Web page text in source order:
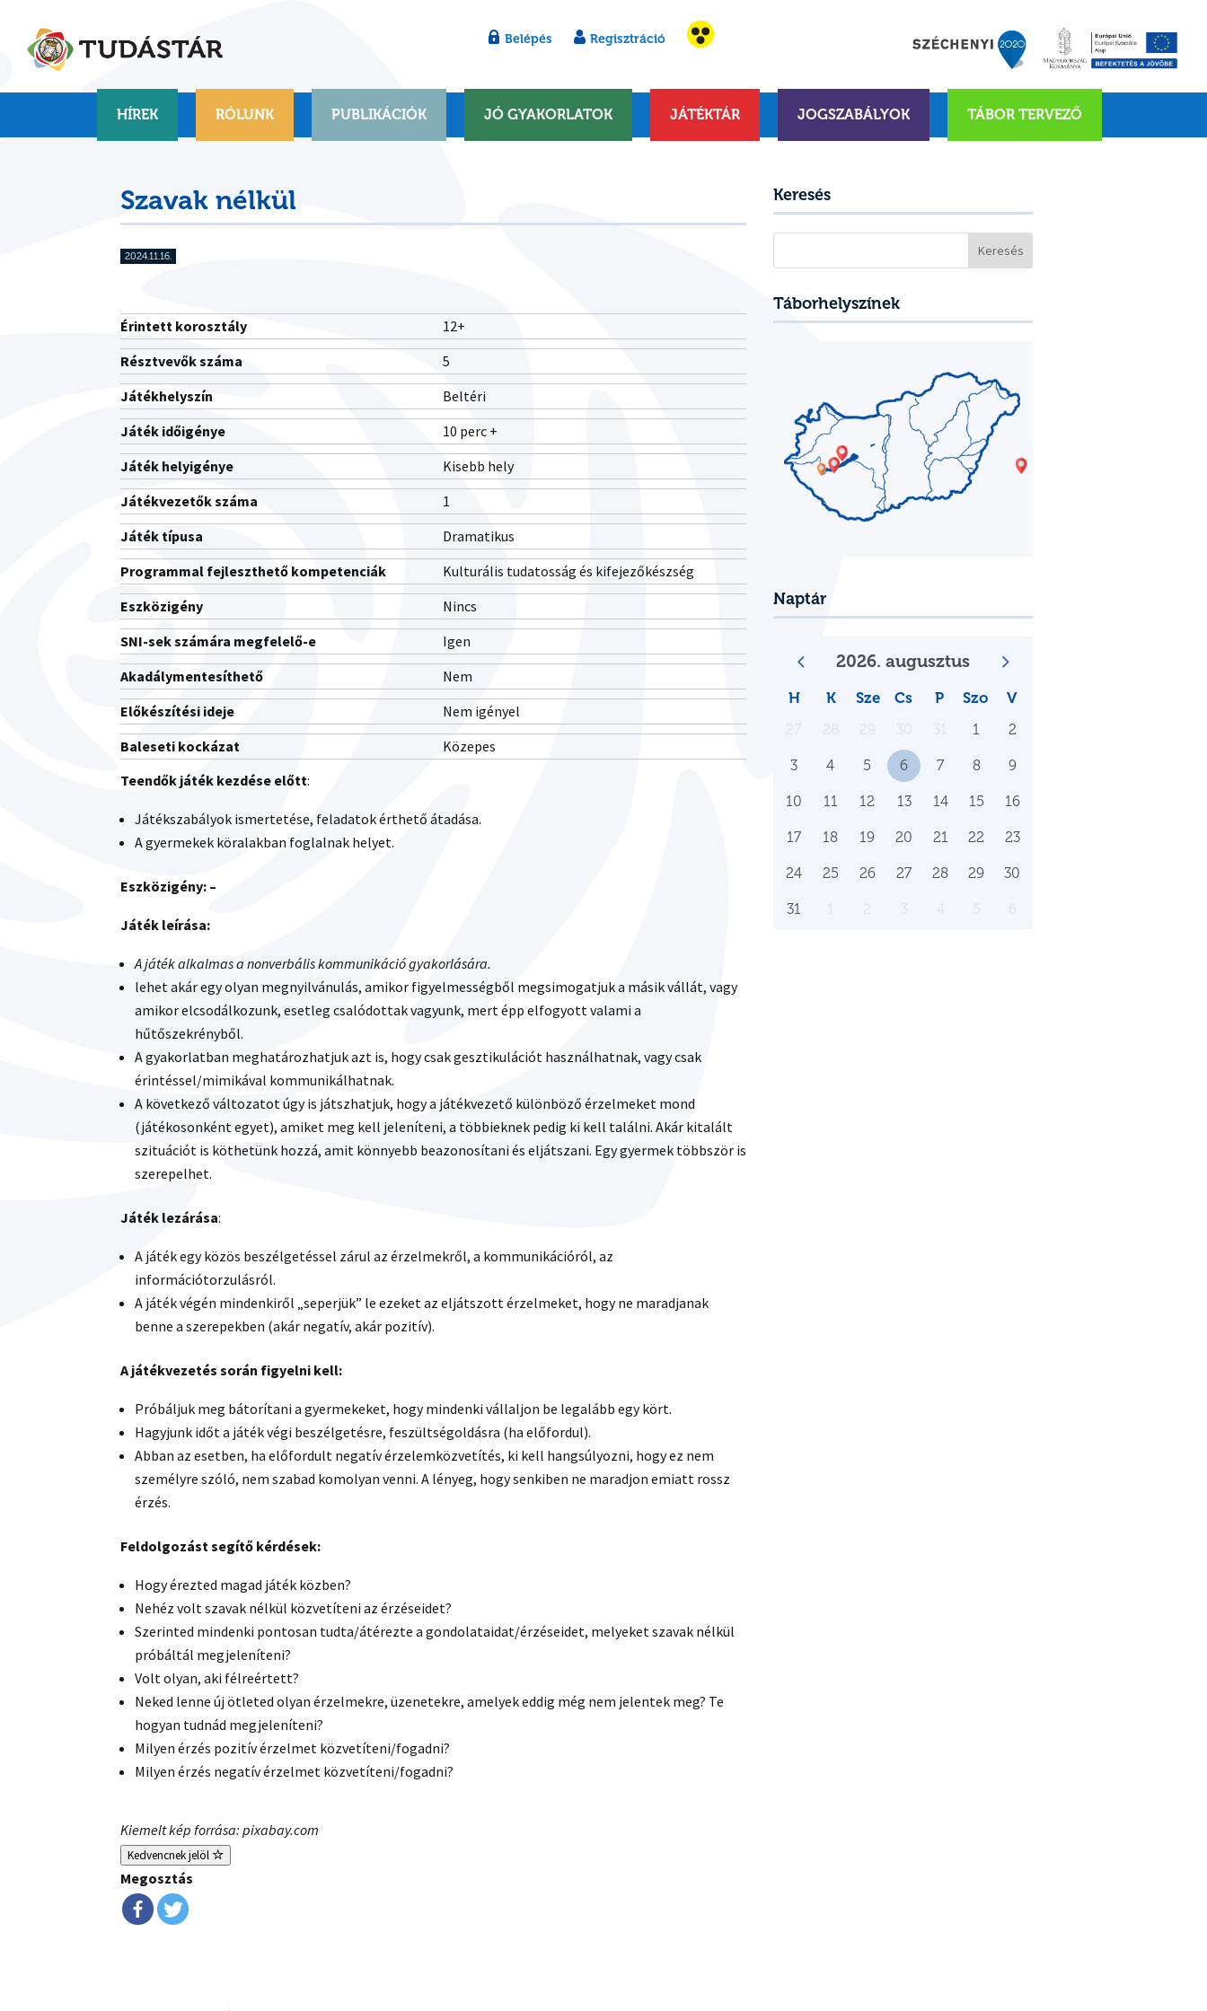
content
Belépés Regisztráció
HÍREK RÓLUNK PUBLIKÁCIÓK JÓ GYAKORLATOK JÁTÉKTÁR JOGSZABÁLYOK TÁBOR TERVEZŐ
Szavak nélkül
2024.11.16.
Érintett korosztály
12+
Résztvevők száma
5
Játékhelyszín
Beltéri
Játék időigénye
10 perc +
Játék helyigénye
Kisebb hely
Játékvezetők száma
1
Játék típusa
Dramatikus
Programmal fejleszthető kompetenciák
Kulturális tudatosság és kifejezőkészség
Eszközigény
Nincs
SNI-sek számára megfelelő-e
Igen
Akadálymentesíthető
Nem
Előkészítési ideje
Nem igényel
Baleseti kockázat
Közepes
Teendők játék kezdése előtt:
Játékszabályok ismertetése, feladatok érthető átadása.
A gyermekek köralakban foglalnak helyet.
Eszközigény: –
Játék leírása:
A játék alkalmas a nonverbális kommunikáció gyakorlására.
lehet akár egy olyan megnyilvánulás, amikor figyelmességből megsimogatjuk a másik vállát, vagy
amikor elcsodálkozunk, esetleg csalódottak vagyunk, mert épp elfogyott valami a
hűtőszekrényből.
A gyakorlatban meghatározhatjuk azt is, hogy csak gesztikulációt használhatnak, vagy csak
érintéssel/mimikával kommunikálhatnak.
A következő változatot úgy is játszhatjuk, hogy a játékvezető különböző érzelmeket mond
(játékosonként egyet), amiket meg kell jeleníteni, a többieknek pedig ki kell találni. Akár kitalált
szituációt is köthetünk hozzá, amit könnyebb beazonosítani és eljátszani. Egy gyermek többször is
szerepelhet.
Játék lezárása:
A játék egy közös beszélgetéssel zárul az érzelmekről, a kommunikációról, az
információtorzulásról.
A játék végén mindenkiről „seperjük” le ezeket az eljátszott érzelmeket, hogy ne maradjanak
benne a szerepekben (akár negatív, akár pozitív).
A játékvezetés során figyelni kell:
Próbáljuk meg bátorítani a gyermekeket, hogy mindenki vállaljon be legalább egy kört.
Hagyjunk időt a játék végi beszélgetésre, feszültségoldásra (ha előfordul).
Abban az esetben, ha előfordult negatív érzelemközvetítés, ki kell hangsúlyozni, hogy ez nem
személyre szóló, nem szabad komolyan venni. A lényeg, hogy senkiben ne maradjon emiatt rossz
érzés.
Feldolgozást segítő kérdések:
Hogy érezted magad játék közben?
Nehéz volt szavak nélkül közvetíteni az érzéseidet?
Szerinted mindenki pontosan tudta/átérezte a gondolataidat/érzéseidet, melyeket szavak nélkül
próbáltál megjeleníteni?
Volt olyan, aki félreértett?
Neked lenne új ötleted olyan érzelmekre, üzenetekre, amelyek eddig még nem jelentek meg? Te
hogyan tudnád megjeleníteni?
Milyen érzés pozitív érzelmet közvetíteni/fogadni?
Milyen érzés negatív érzelmet közvetíteni/fogadni?
Kiemelt kép forrása: pixabay.com
Kedvencnek jelöl
Megosztás
Keresés
Táborhelyszínek
Naptár
2026. augusztus
H K Sze Cs P Szo V
1 2
3 4 5 6 7 8 9
10 11 12 13 14 15 16
17 18 19 20 21 22 23
24 25 26 27 28 29 30
31